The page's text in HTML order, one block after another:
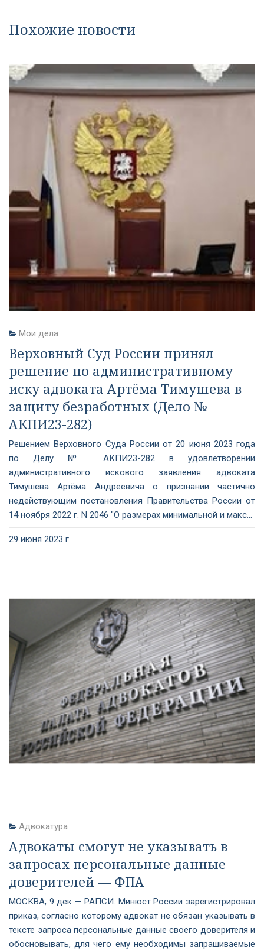
Похожие новости
Мои дела
Верховный Суд России принял
решение по административному
иску адвоката Артёма Тимушева в
защиту безработных (Дело №
АКПИ23-282)
Решением Верховного Суда России от 20 июня 2023 года
по Делу № АКПИ23-282 в удовлетворении
административного искового заявления адвоката
Тимушева Артёма Андреевича о признании частично
недействующим постановления Правительства России от
14 ноября 2022 г. N 2046 "О размерах минимальной и макс...
29 июня 2023 г.
Адвокатура
Адвокаты смогут не указывать в
запросах персональные данные
доверителей — ФПА
МОСКВА, 9 дек — РАПСИ. Минюст России зарегистрировал
приказ, согласно которому адвокат не обязан указывать в
тексте запроса персональные данные своего доверителя и
обосновывать, для чего ему необходимы запрашиваемые